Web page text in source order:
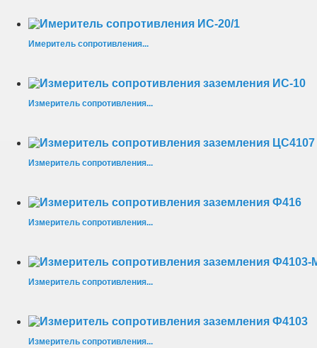
Имеритель сопротивления...
Измеритель сопротивления...
Измеритель сопротивления...
Измеритель сопротивления...
Измеритель сопротивления...
Измеритель сопротивления...